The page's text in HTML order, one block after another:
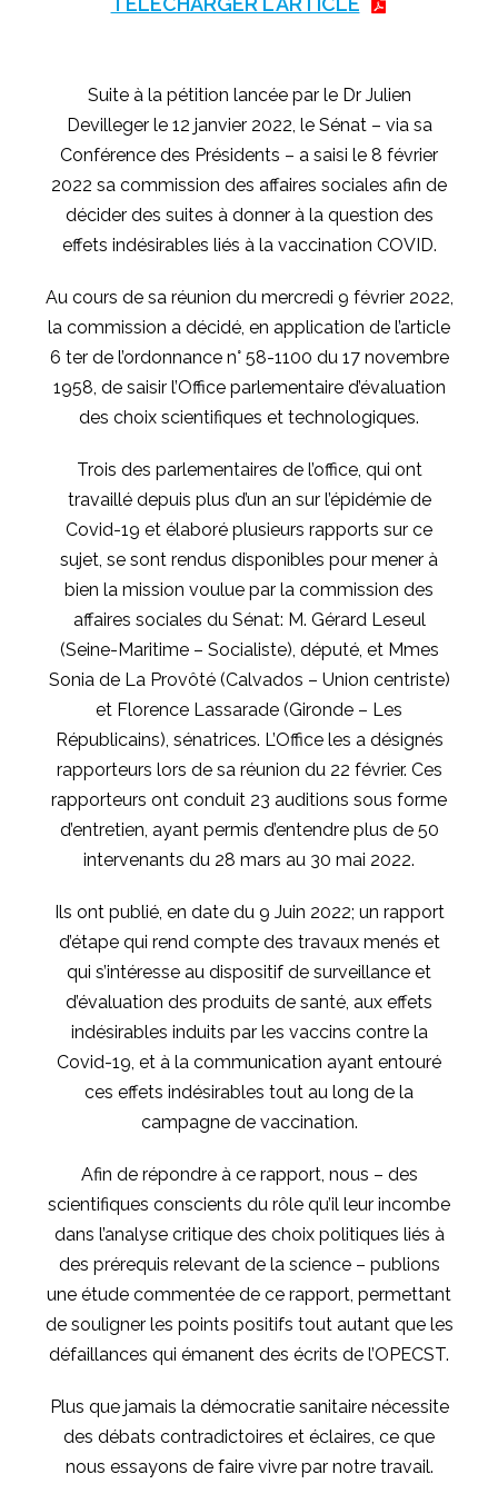
Suite à la pétition lancée par le Dr Julien
Devilleger le 12 janvier 2022, le Sénat – via sa
Conférence des Présidents – a saisi le 8 février
2022 sa commission des affaires sociales afin de
décider des suites à donner à la question des
effets indésirables liés à la vaccination COVID.
Au cours de sa réunion du mercredi 9 février 2022,
la commission a décidé, en application de l’article
6 ter de l’ordonnance n° 58-1100 du 17 novembre
1958, de saisir l’Office parlementaire d’évaluation
des choix scientifiques et technologiques.
Trois des parlementaires de l’office, qui ont
travaillé depuis plus d’un an sur l’épidémie de
Covid-19 et élaboré plusieurs rapports sur ce
sujet, se sont rendus disponibles pour mener à
bien la mission voulue par la commission des
affaires sociales du Sénat: M. Gérard Leseul
(Seine-Maritime – Socialiste), député, et Mmes
Sonia de La Provôté (Calvados – Union centriste)
et Florence Lassarade (Gironde – Les
Républicains), sénatrices. L’Office les a désignés
rapporteurs lors de sa réunion du 22 février. Ces
rapporteurs ont conduit 23 auditions sous forme
d’entretien, ayant permis d’entendre plus de 50
intervenants du 28 mars au 30 mai 2022.
Ils ont publié, en date du 9 Juin 2022; un rapport
d’étape qui rend compte des travaux menés et
qui s’intéresse au dispositif de surveillance et
d’évaluation des produits de santé, aux effets
indésirables induits par les vaccins contre la
Covid-19, et à la communication ayant entouré
ces effets indésirables tout au long de la
campagne de vaccination.
Afin de répondre à ce rapport, nous – des
scientifiques conscients du rôle qu’il leur incombe
dans l’analyse critique des choix politiques liés à
des prérequis relevant de la science – publions
une étude commentée de ce rapport, permettant
de souligner les points positifs tout autant que les
défaillances qui émanent des écrits de l’OPECST.
Plus que jamais la démocratie sanitaire nécessite
des débats contradictoires et éclaires, ce que
nous essayons de faire vivre par notre travail.